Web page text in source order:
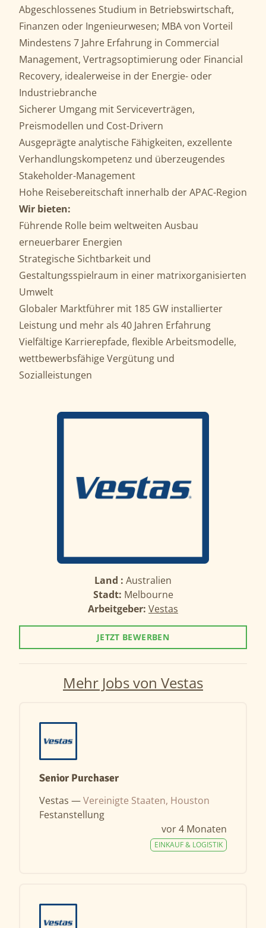
Abgeschlossenes Studium in Betriebswirtschaft,
Finanzen oder Ingenieurwesen; MBA von Vorteil
Mindestens 7 Jahre Erfahrung in Commercial
Management, Vertragsoptimierung oder Financial
Recovery, idealerweise in der Energie- oder
Industriebranche
Sicherer Umgang mit Serviceverträgen,
Preismodellen und Cost-Drivern
Ausgeprägte analytische Fähigkeiten, exzellente
Verhandlungskompetenz und überzeugendes
Stakeholder-Management
Hohe Reisebereitschaft innerhalb der APAC-Region
Wir bieten:
Führende Rolle beim weltweiten Ausbau
erneuerbarer Energien
Strategische Sichtbarkeit und
Gestaltungsspielraum in einer matrixorganisierten
Umwelt
Globaler Marktführer mit 185 GW installierter
Leistung und mehr als 40 Jahren Erfahrung
Vielfältige Karrierepfade, flexible Arbeitsmodelle,
wettbewerbsfähige Vergütung und
Sozialleistungen
Land : Australien
Stadt: Melbourne
Arbeitgeber: Vestas
JETZT BEWERBEN
Mehr Jobs von Vestas
Senior Purchaser
Vestas —Vereinigte Staaten, Houston
Festanstellung
vor 4 Monaten
EINKAUF & LOGISTIK